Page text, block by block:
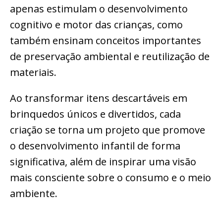
apenas estimulam o desenvolvimento
cognitivo e motor das crianças, como
também ensinam conceitos importantes
de preservação ambiental e reutilização de
materiais.
Ao transformar itens descartáveis em
brinquedos únicos e divertidos, cada
criação se torna um projeto que promove
o desenvolvimento infantil de forma
significativa, além de inspirar uma visão
mais consciente sobre o consumo e o meio
ambiente.